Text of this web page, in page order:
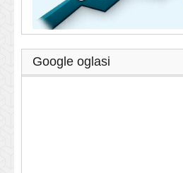
Google oglasi